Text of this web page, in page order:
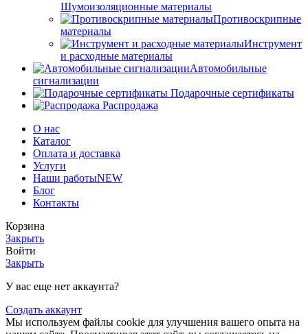
Шумоизоляционные материалы
Противоскрипные
материалы
Инструмент
и расходные материалы
Автомобильные
сигнализации
Подарочные сертификаты
Распродажа
О нас
Каталог
Оплата и доставка
Услуги
Наши работыNEW
Блог
Контакты
Корзина
Закрыть
Войти
Закрыть
У вас еще нет аккаунта?
Создать аккаунт
Мы используем файлы cookie для улучшения вашего опыта на